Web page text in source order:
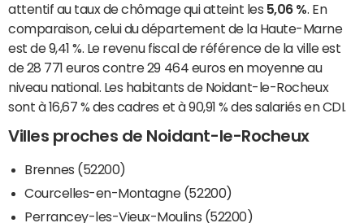
attentif au taux de chômage qui atteint les 5,06 % . En
comparaison, celui du département de la Haute-Marne
est de 9,41 %. Le revenu fiscal de référence de la ville est
de 28 771 euros contre 29 464 euros en moyenne au
niveau national. Les habitants de Noidant-le-Rocheux
sont à 16,67 % des cadres et à 90,91 % des salariés en CDI.
Villes proches de Noidant-le-Rocheux
Brennes (52200)
Courcelles-en-Montagne (52200)
Perrancey-les-Vieux-Moulins (52200)